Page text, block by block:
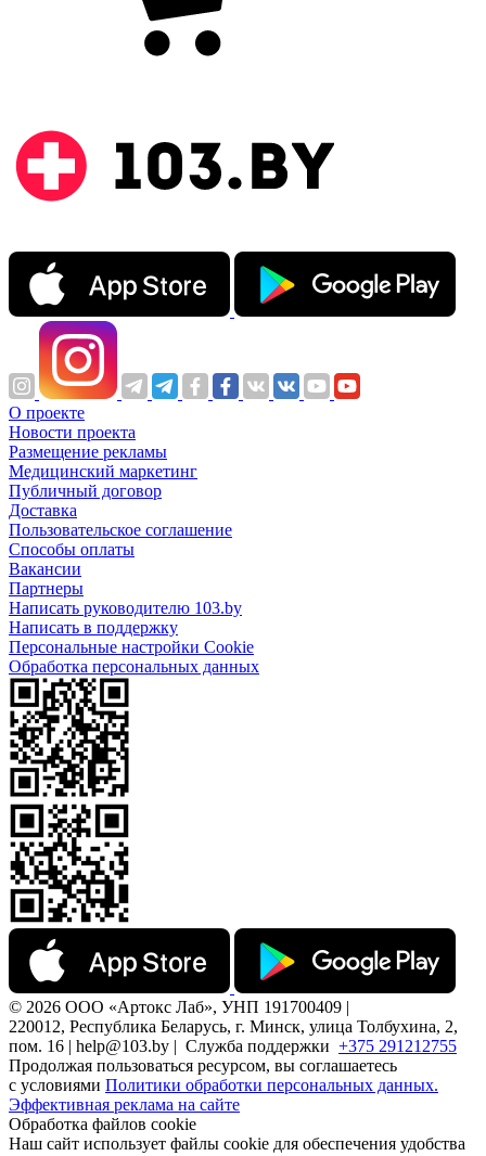
О проекте
Новости проекта
Размещение рекламы
Медицинский маркетинг
Публичный договор
Доставка
Пользовательское соглашение
Способы оплаты
Вакансии
Партнеры
Написать руководителю 103.by
Написать в поддержку
Персональные настройки Cookie
Обработка персональных данных
© 2026 ООО «Артокс Лаб», УНП 191700409 |
220012, Республика Беларусь, г. Минск, улица Толбухина, 2,
пом. 16 | help@103.by | Служба поддержки +375 291212755
Продолжая пользоваться ресурсом, вы соглашаетесь
с условиями Политики обработки персональных данных.
Эффективная реклама на сайте
Обработка файлов cookie
Наш сайт использует файлы cookie для обеспечения удобства